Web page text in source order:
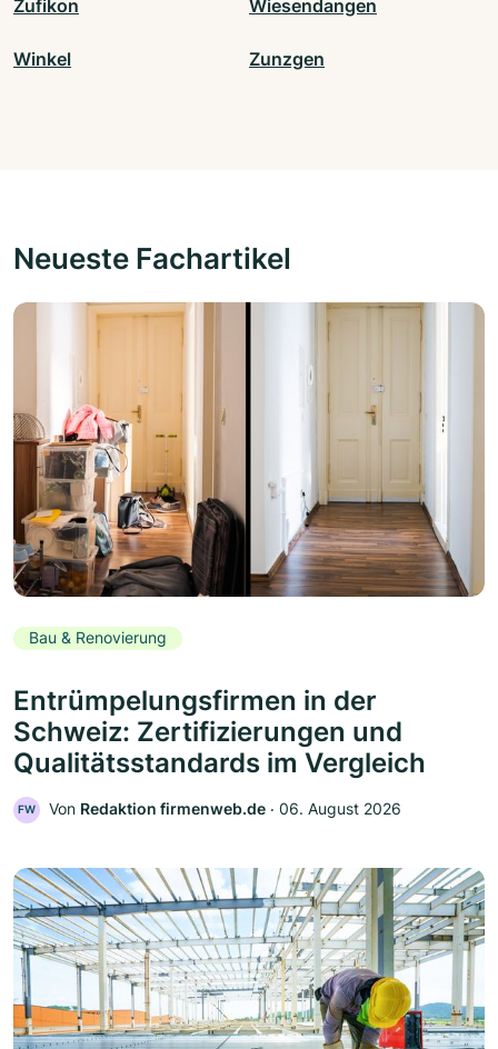
Zufikon Wiesendangen
Winkel Zunzgen
Neueste Fachartikel
Bau & Renovierung
Entrümpelungsfirmen in der
Schweiz: Zertifizierungen und
Qualitätsstandards im Vergleich
FW Von Redaktion firmenweb.de ‧ 06. August 2026